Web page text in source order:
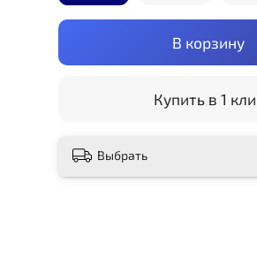
В корзину
Купить в 1
Выбрать